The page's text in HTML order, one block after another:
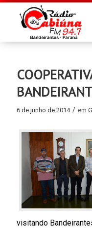
6 de junho de 2014 / em
visitando